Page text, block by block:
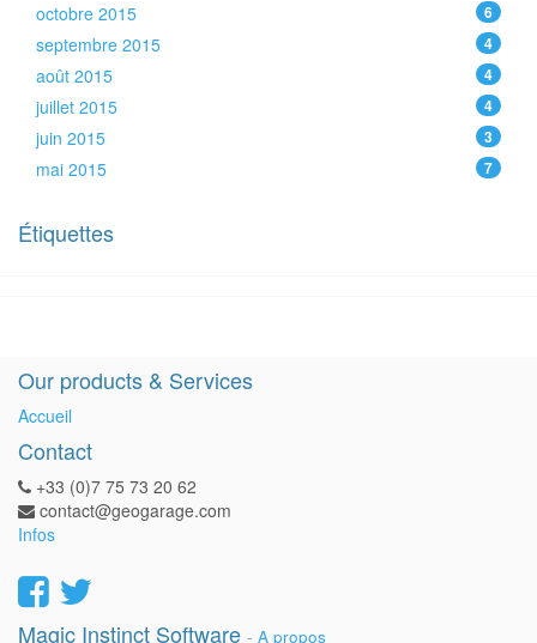
octobre 2015 6
septembre 2015 4
août 2015 4
juillet 2015 4
juin 2015 3
mai 2015 7
Étiquettes
Our products & Services
Accueil
Contact
+33 (0)7 75 73 20 62
contact@geogarage.com
Infos
Magic Instinct Software - A propos